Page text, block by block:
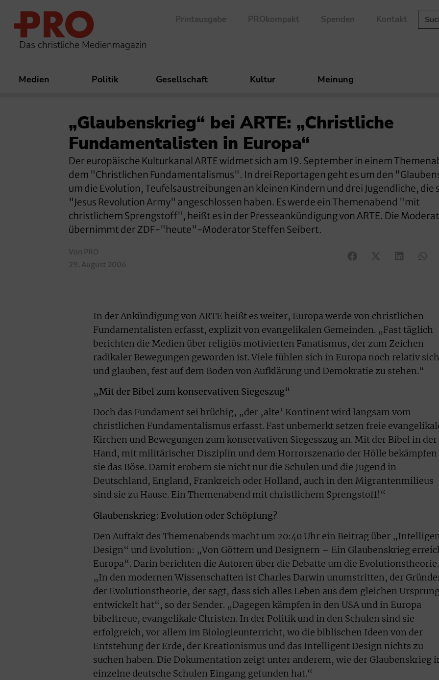
Das christliche Medienmagazin
Printausgabe PROkompakt Spenden Kontakt
Medien Politik Gesellschaft Kultur Meinung
„Glaubenskrieg“ bei ARTE: „Christliche
Fundamentalisten in Europa“
Der europäische Kulturkanal ARTE widmet sich am 19. September in einem
dem "Christlichen Fundamentalismus". In drei Reportagen geht es um den
um die Evolution, Teufelsaustreibungen an kleinen Kindern und drei Jugendliche, die
"Jesus Revolution Army" angeschlossen haben. Es werde ein Themenabend "mit
christlichem Sprengstoff", heißt es in der Presseankündigung von ARTE. Die
übernimmt der ZDF-"heute"-Moderator Steffen Seibert.
Von PRO
29. August 2006
In der Ankündigung von ARTE heißt es weiter, Europa werde von christlichen
Fundamentalisten erfasst, explizit von evangelikalen Gemeinden. „Fast täglich
berichten die Medien über religiös motivierten Fanatismus, der zum Zeichen
radikaler Bewegungen geworden ist. Viele fühlen sich in Europa noch relativ
und glauben, fest auf dem Boden von Aufklärung und Demokratie zu stehen.“
„Mit der Bibel zum konservativen Siegeszug“
Doch das Fundament sei brüchig, „der ‚alte‘ Kontinent wird langsam vom
christlichen Fundamentalismus erfasst. Fast unbemerkt setzen freie
Kirchen und Bewegungen zum konservativen Siegesszug an. Mit der Bibel in der
Hand, mit militärischer Disziplin und dem Horrorszenario der Hölle bekämpfen
sie das Böse. Damit erobern sie nicht nur die Schulen und die Jugend in
Deutschland, England, Frankreich oder Holland, auch in den Migrantenmilieus
sind sie zu Hause. Ein Themenabend mit christlichem Sprengstoff!“
Glaubenskrieg: Evolution oder Schöpfung?
Den Auftakt des Themenabends macht um 20:40 Uhr ein Beitrag über
Design“ und Evolution: „Von Göttern und Designern – Ein Glaubenskrieg
Europa“. Darin berichten die Autoren über die Debatte um die Evolutionstheorie.
„In den modernen Wissenschaften ist Charles Darwin unumstritten, der
der Evolutionstheorie, der sagt, dass sich alles Leben aus dem gleichen
entwickelt hat“, so der Sender. „Dagegen kämpfen in den USA und in Europa
bibeltreue, evangelikale Christen. In der Politik und in den Schulen sind sie
erfolgreich, vor allem im Biologieunterricht, wo die biblischen Ideen von der
Entstehung der Erde, der Kreationismus und das Intelligent Design nichts zu
suchen haben. Die Dokumentation zeigt unter anderem, wie der Glaubenskrieg
einzelne deutsche Schulen Eingang gefunden hat.“